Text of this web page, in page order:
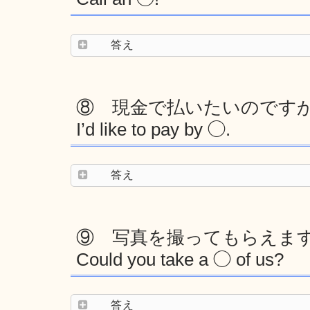
答え
⑧ 現金で払いたいのですが
I’d like to pay by ◯.
答え
⑨ 写真を撮ってもらえま
Could you take a ◯ of us?
答え